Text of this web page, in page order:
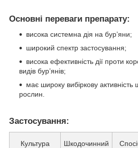
Основні переваги препарату:
висока системна дія на бур’яни;
широкий спектр застосування;
висока ефективність дії проти
видів бур’янів;
має широку вибіркову активність
рослин.
Застосування:
Культура
Шкодочинний